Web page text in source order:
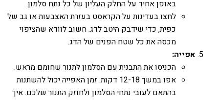
באופן אחיד על החלק העליון של כל נתח סלמון.
לחצו בעדינות על הקראסט בעזרת האצבעות או גב של
כפית, כדי שידבק היטב לדג. חשוב לוודא שהציפוי
מכסה את כל שטח הפנים של הדג.
אפייה:
הכניסו את התבנית עם הסלמון לתנור שחומם מראש.
אפו במשך 12-18 דקות. זמן האפייה יכול להשתנות
בהתאם לעובי נתחי הסלמון ולחוזק התנור שלכם. איך